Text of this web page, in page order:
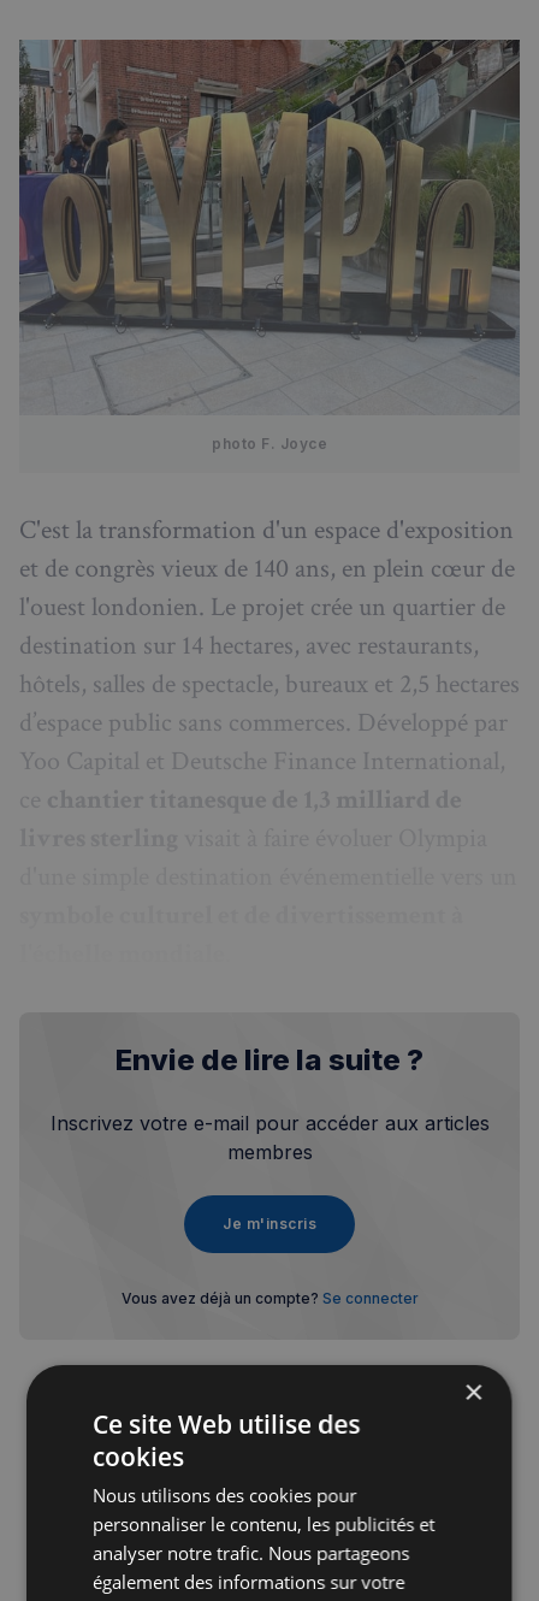
photo F. Joyce
C'est la transformation d'un espace d'exposition
et de congrès vieux de 140 ans, en plein cœur de
l'ouest londonien. Le projet crée un quartier de
destination sur 14 hectares, avec restaurants,
hôtels, salles de spectacle, bureaux et 2,5 hectares
d’espace public sans commerces. Développé par
Yoo Capital et Deutsche Finance International,
Envie de lire la suite ?
Inscrivez votre e-mail pour accéder aux articles
membres
Je m'inscris
Vous avez déjà un compte? Se connecter
×
Ce site Web utilise des
cookies
Nous utilisons des cookies pour
personnaliser le contenu, les publicités et
analyser notre trafic. Nous partageons
également des informations sur votre